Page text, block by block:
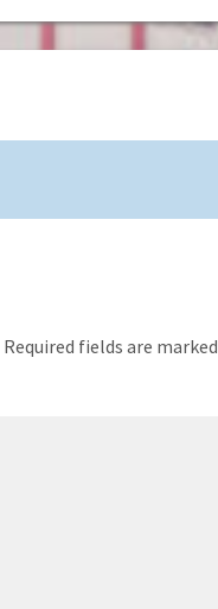
Required fields are marked